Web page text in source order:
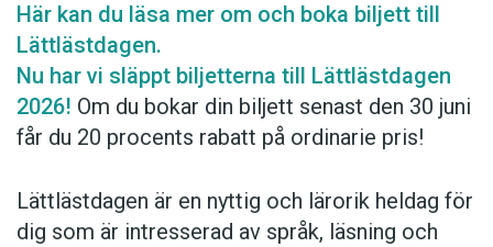
Här kan du läsa mer om och boka biljett till
Lättlästdagen.
Nu har vi släppt biljetterna till Lättlästdagen
2026! Om du bokar din biljett senast den 30 juni
får du 20 procents rabatt på ordinarie pris!
Lättlästdagen är en nyttig och lärorik heldag för
dig som är intresserad av språk, ­läsning och